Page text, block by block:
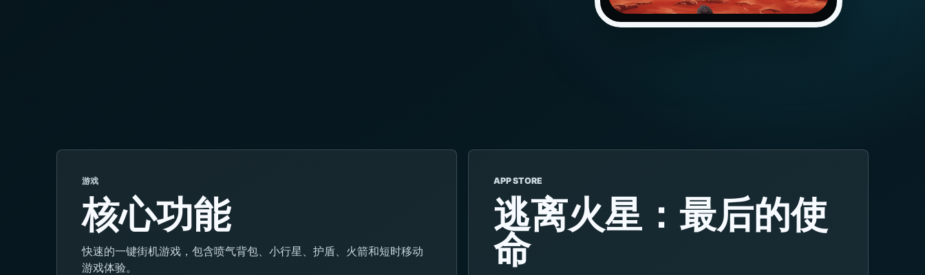
游戏
核心功能
快速的一键街机游戏，包含喷气背包、小行星、护盾、火箭和短时移动
游戏体验。
APP STORE
逃离火星：最后的使
命